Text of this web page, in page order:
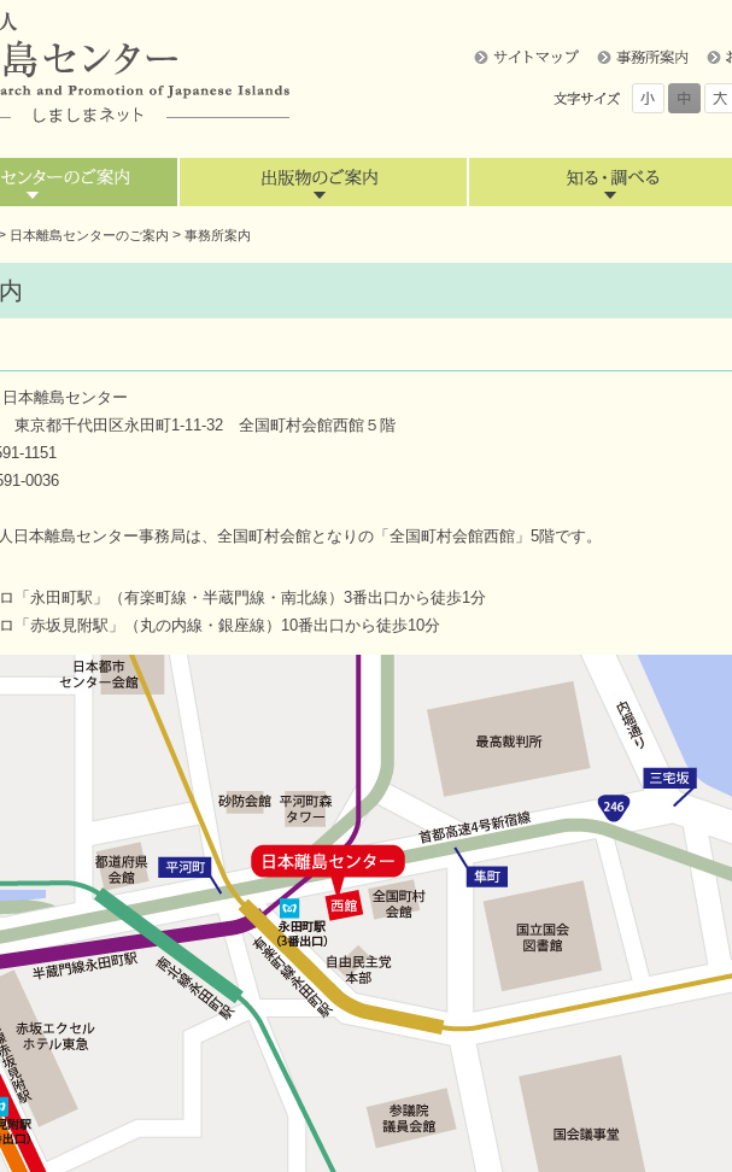
日本離島センターのご案内 > 事務所案内
本離島センター
京都千代田区永田町1-11-32 全国町村会館西館５階
1151
0036
本離島センター事務局は、全国町村会館となりの「全国町村会館西館」5階です。
「永田町駅」（有楽町線・半蔵門線・南北線）3番出口から徒歩1分
「赤坂見附駅」（丸の内線・銀座線）10番出口から徒歩10分